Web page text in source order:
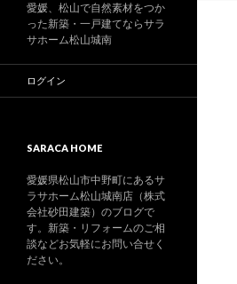
愛媛、松山で自然素材をつか
った新築・一戸建てならサラ
サホーム松山城南
ログイン
SARACA HOME
愛媛県松山市中野町にあるサ
ラサホーム松山城南店（株式
会社砂田建築）のブログで
す。新築・リフォームのご相
談などお気軽にお問い合せく
ださい。